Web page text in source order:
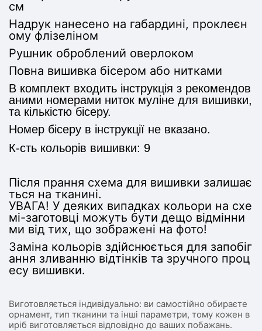
см
Надрук нанесено на габардині, проклеєн
ому флізеліном
Рушник оброблений оверлоком
Повна вишивка бісером або нитками
В комплект входить інструкція з рекомендов
аними номерами ниток муліне для вишивки,
та кількістю бісеру.
Номер бісеру в інструкції не вказано.
К-сть кольорів вишивки: 9
Після прання схема для вишивки залишає
ться на тканині.
УВАГА! У деяких випадках кольори на схе
мі-заготовці можуть бути дещо відмінни
ми від тих, що зображені на фото!
Заміна кольорів здійснюється для запобіг
ання зливанню відтінків та зручного проц
есу вишивки.
Виготовляється індивідуально: ви самостійно обираєте
орнамент, тип тканини та інші параметри, тому кожен в
иріб виготовляється відповідно до ваших побажань.